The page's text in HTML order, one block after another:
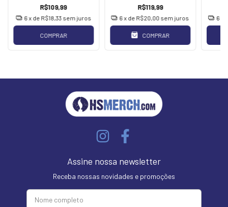
R$109,99
6x de R$18,33 sem juros
COMPRAR
R$119,99
6 x de R$20,00 sem juros
COMPRAR
6
Assine nossa newsletter
Receba nossas novidades e promoções